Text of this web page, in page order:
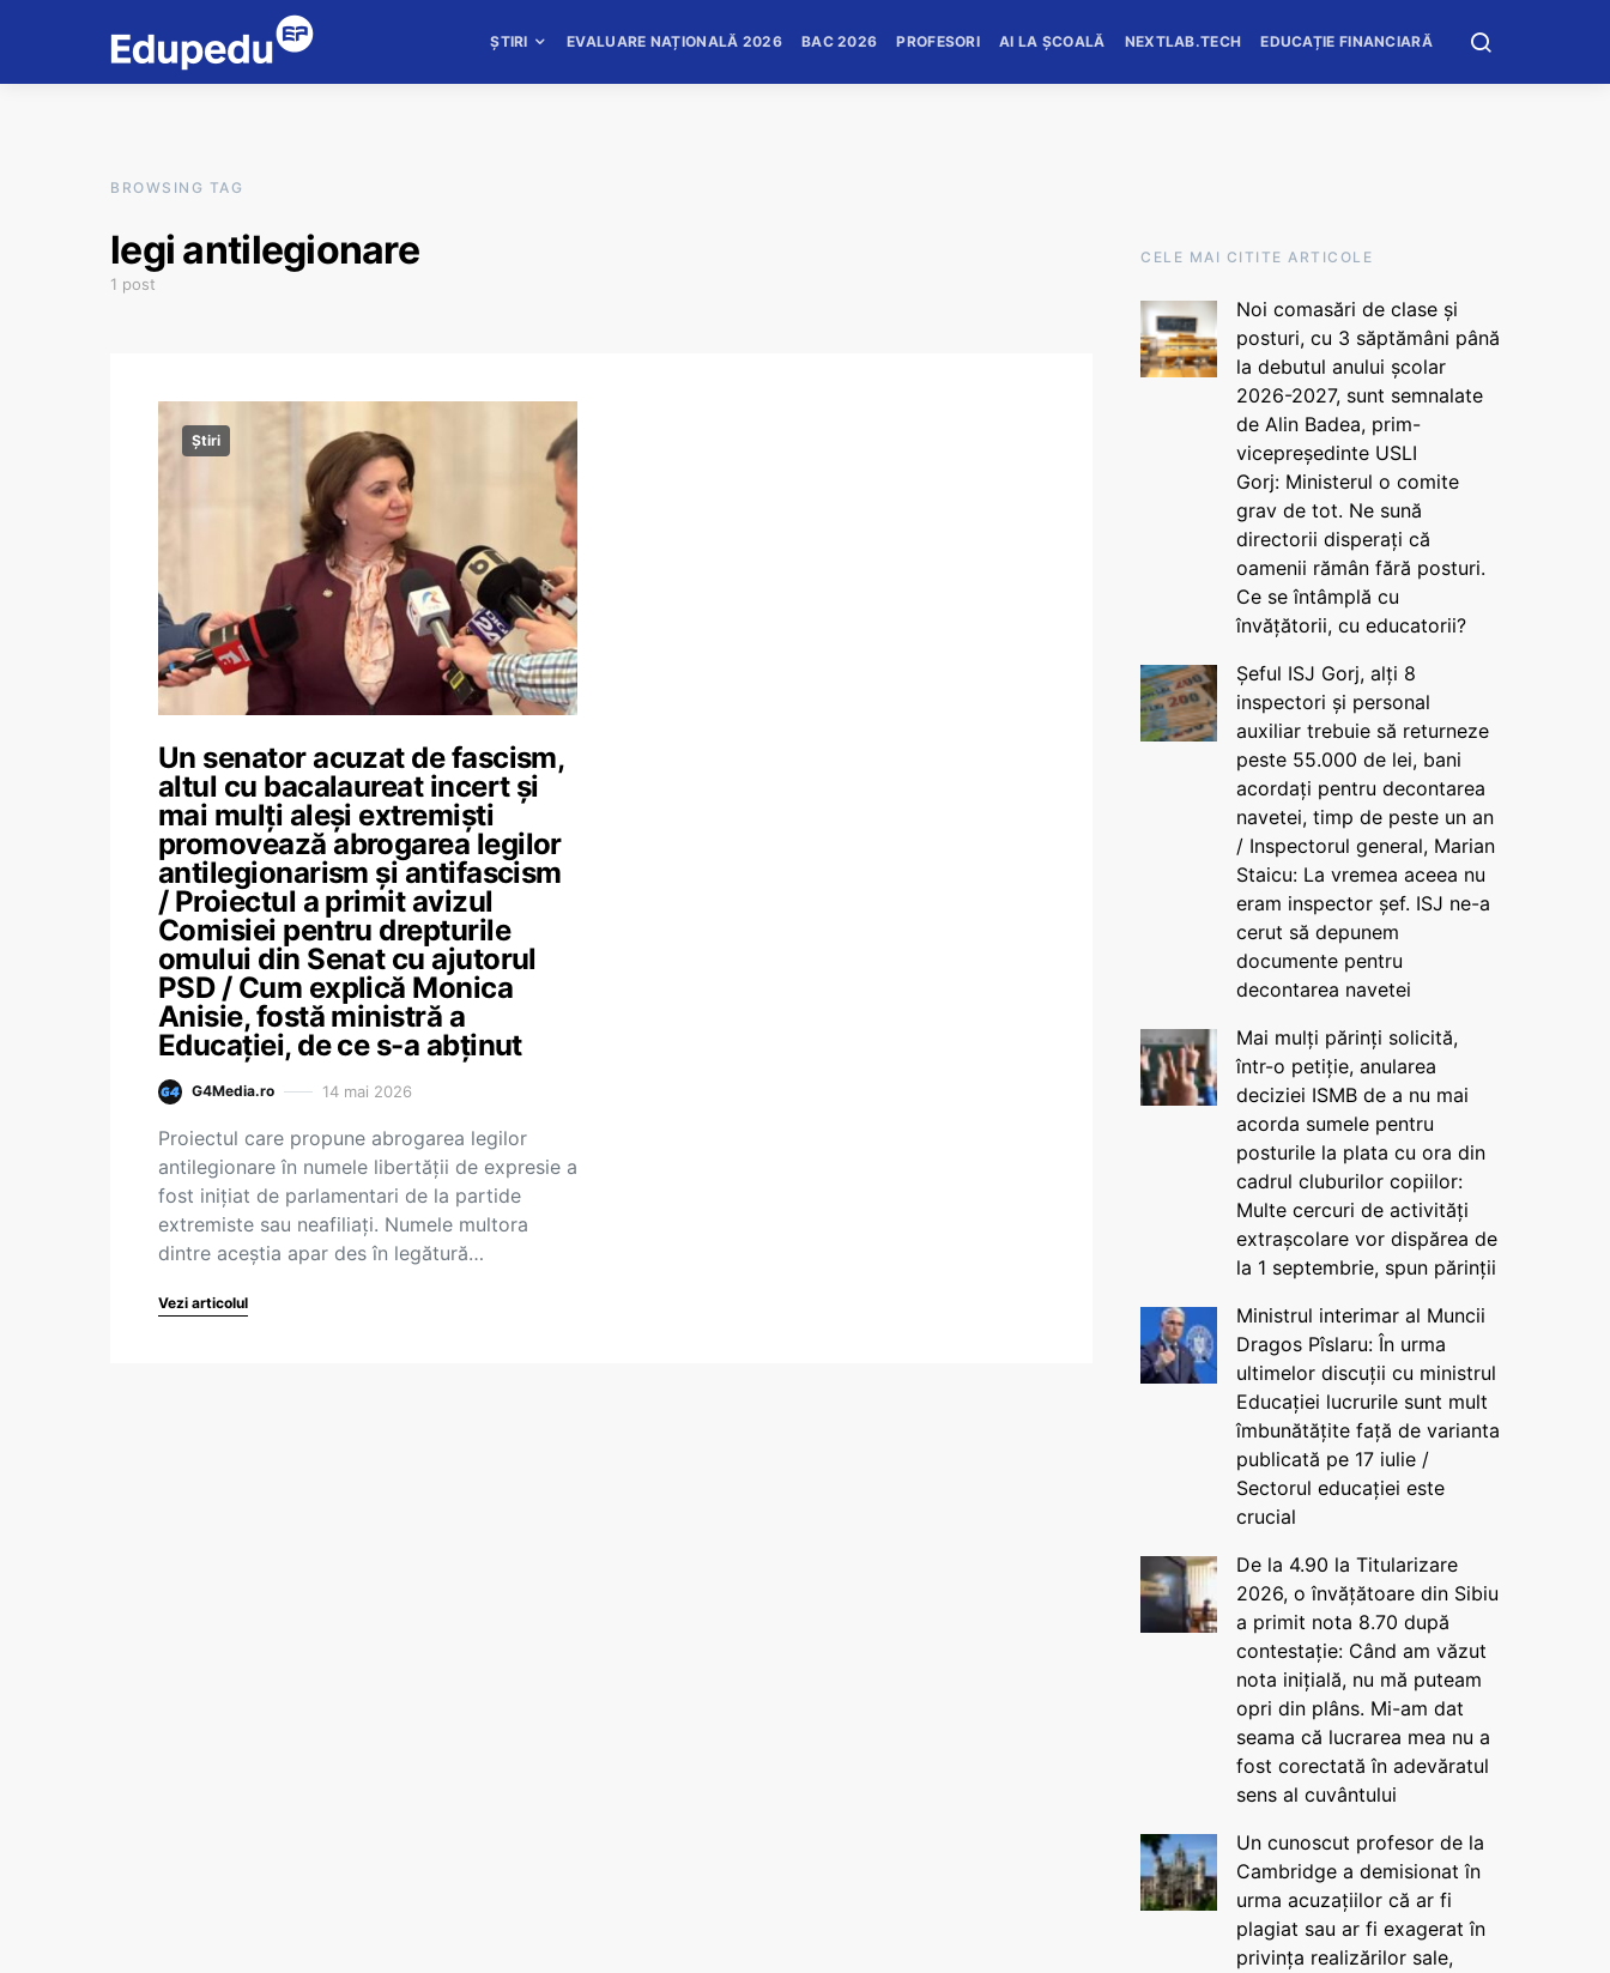
ȘTIRI EVALUARE NAȚIONALĂ 2026 BAC 2026 PROFESORI AI LA ȘCOALĂ NEXTLAB.TECH EDUCAȚIE FINANCIARĂ
BROWSING TAG
legi antilegionare
1 post
Știri
Un senator acuzat de fascism,
altul cu bacalaureat incert și
mai mulți aleși extremiști
promovează abrogarea legilor
antilegionarism și antifascism
/ Proiectul a primit avizul
Comisiei pentru drepturile
omului din Senat cu ajutorul
PSD / Cum explică Monica
Anisie, fostă ministră a
Educației, de ce s-a abținut
G4Media.ro 14 mai 2026
Proiectul care propune abrogarea legilor
antilegionare în numele libertății de expresie a
fost inițiat de parlamentari de la partide
extremiste sau neafiliați. Numele multora
dintre aceștia apar des în legătură…
Vezi articolul
CELE MAI CITITE ARTICOLE
Noi comasări de clase și
posturi, cu 3 săptămâni până
la debutul anului școlar
2026-2027, sunt semnalate
de Alin Badea, prim-
vicepreședinte USLI
Gorj: Ministerul o comite
grav de tot. Ne sună
directorii disperați că
oamenii rămân fără posturi.
Ce se întâmplă cu
învățătorii, cu educatorii?
Șeful ISJ Gorj, alți 8
inspectori și personal
auxiliar trebuie să returneze
peste 55.000 de lei, bani
acordați pentru decontarea
navetei, timp de peste un an
/ Inspectorul general, Marian
Staicu: La vremea aceea nu
eram inspector șef. ISJ ne-a
cerut să depunem
documente pentru
decontarea navetei
Mai mulți părinți solicită,
într-o petiție, anularea
deciziei ISMB de a nu mai
acorda sumele pentru
posturile la plata cu ora din
cadrul cluburilor copiilor:
Multe cercuri de activități
extrașcolare vor dispărea de
la 1 septembrie, spun părinții
Ministrul interimar al Muncii
Dragos Pîslaru: În urma
ultimelor discuții cu ministrul
Educației lucrurile sunt mult
îmbunătățite față de varianta
publicată pe 17 iulie /
Sectorul educației este
crucial
De la 4.90 la Titularizare
2026, o învățătoare din Sibiu
a primit nota 8.70 după
contestație: Când am văzut
nota inițială, nu mă puteam
opri din plâns. Mi-am dat
seama că lucrarea mea nu a
fost corectată în adevăratul
sens al cuvântului
Un cunoscut profesor de la
Cambridge a demisionat în
urma acuzațiilor că ar fi
plagiat sau ar fi exagerat în
privința realizărilor sale,